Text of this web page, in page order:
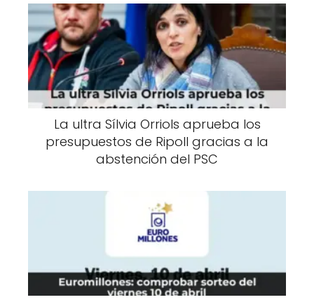
La ultra Sílvia Orriols aprueba los
presupuestos de Ripoll gracias a la
abstención del PSC